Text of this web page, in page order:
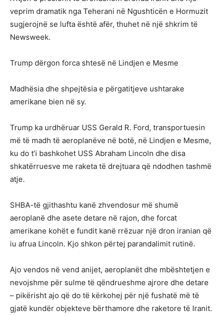
veprim dramatik nga Teherani në Ngushticën e Hormuzit
sugjerojnë se lufta është afër, thuhet në një shkrim të
Newsweek.
Trump dërgon forca shtesë në Lindjen e Mesme
Madhësia dhe shpejtësia e përgatitjeve ushtarake
amerikane bien në sy.
Trump ka urdhëruar USS Gerald R. Ford, transportuesin
më të madh të aeroplanëve në botë, në Lindjen e Mesme,
ku do t’i bashkohet USS Abraham Lincoln dhe disa
shkatërruesve me raketa të drejtuara që ndodhen tashmë
atje.
SHBA-të gjithashtu kanë zhvendosur më shumë
aeroplanë dhe asete detare në rajon, dhe forcat
amerikane kohët e fundit kanë rrëzuar një dron iranian që
iu afrua Lincoln. Kjo shkon përtej parandalimit rutinë.
Ajo vendos në vend anijet, aeroplanët dhe mbështetjen e
nevojshme për sulme të qëndrueshme ajrore dhe detare
– pikërisht ajo që do të kërkohej për një fushatë më të
gjatë kundër objekteve bërthamore dhe raketore të Iranit.